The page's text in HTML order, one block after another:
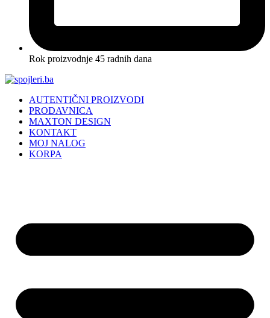
Rok proizvodnje 45 radnih dana
AUTENTIČNI PROIZVODI
PRODAVNICA
MAXTON DESIGN
KONTAKT
MOJ NALOG
KORPA